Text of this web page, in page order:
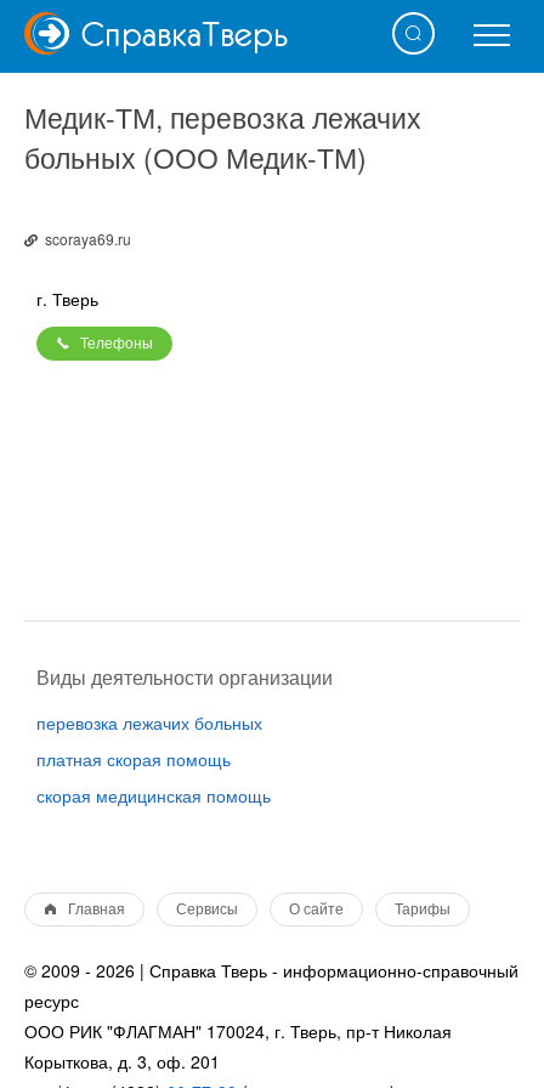
СправкаТверь
Медик-ТМ, перевозка лежачих
больных (ООО Медик-ТМ)
scoraya69.ru
г. Тверь
Телефоны
Виды деятельности организации
перевозка лежачих больных
платная скорая помощь
скорая медицинская помощь
Главная Сервисы О сайте Тарифы
© 2009 - 2026 | Справка Тверь - информационно-справочный
ресурс
ООО РИК "ФЛАГМАН" 170024, г. Тверь, пр-т Николая
Корыткова, д. 3, оф. 201